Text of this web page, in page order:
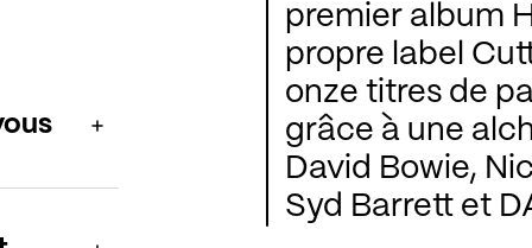
premier album
propre label
onze titres de
grâce à une
David Bowie,
Syd Barrett et